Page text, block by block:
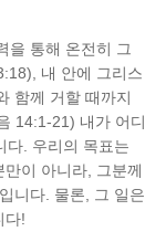
을 통해 온전히 그
내 안에 그리스
함께 거할 때까지
14:1-21) 내가 어디
다. 우리의 목표는
이 아니라, 그분께
니다. 물론, 그 일은
다!